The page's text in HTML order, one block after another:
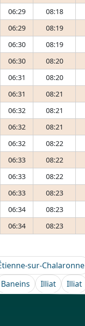
06:29 08:18
06:29 08:19
06:30 08:19
06:30 08:20
06:31 08:20
06:31 08:21
06:32 08:21
06:32 08:21
06:32 08:22
06:33 08:22
06:33 08:22
06:33 08:23
06:34 08:23
06:34 08:23
sur-Chalaronne
Baneins Illiat Illiat